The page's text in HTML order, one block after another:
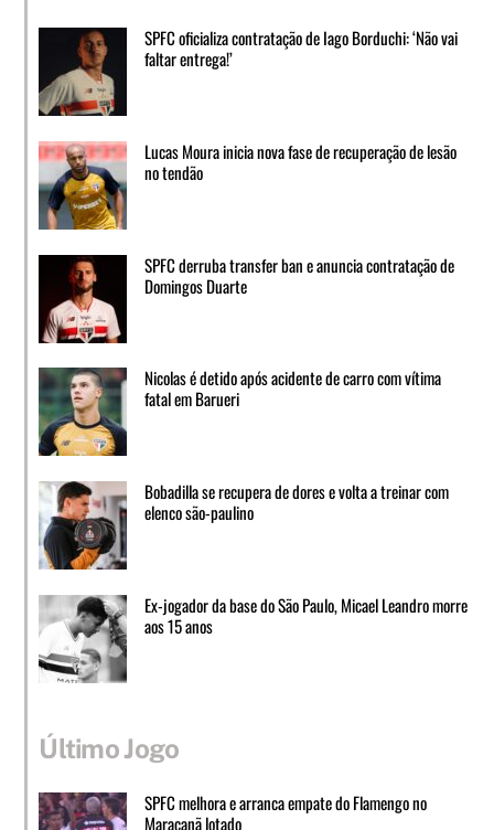
SPFC oficializa contratação de Iago Borduchi: ‘Não vai
faltar entrega!’
Lucas Moura inicia nova fase de recuperação de lesão
no tendão
SPFC derruba transfer ban e anuncia contratação de
Domingos Duarte
Nicolas é detido após acidente de carro com vítima
fatal em Barueri
Bobadilla se recupera de dores e volta a treinar com
elenco são-paulino
Ex-jogador da base do São Paulo, Micael Leandro morre
aos 15 anos
Último Jogo
SPFC melhora e arranca empate do Flamengo no
Maracanã lotado